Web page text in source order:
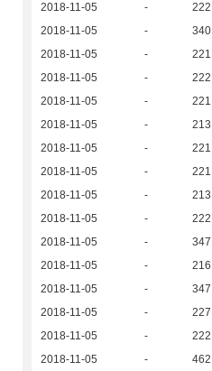
2018-11-05
- 222
2018-11-05
- 340
2018-11-05
- 221
2018-11-05
- 222
2018-11-05
- 221
2018-11-05
- 213
2018-11-05
- 221
2018-11-05
- 221
2018-11-05
- 213
2018-11-05
- 222
2018-11-05
- 347
2018-11-05
- 216
2018-11-05
- 347
2018-11-05
- 227
2018-11-05
- 222
2018-11-05
- 462